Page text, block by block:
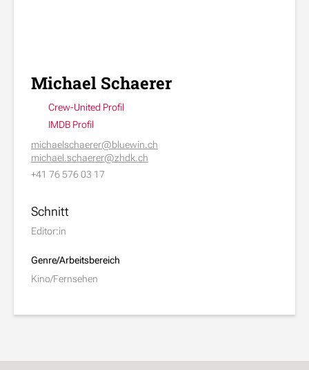
Michael Schaerer
Crew-United Profil
IMDB Profil
michaelschaerer@bluewin.ch
michael.schaerer@zhdk.ch
+41 76 576 03 17
Schnitt
Editor:in
Genre/Arbeitsbereich
Kino/Fernsehen